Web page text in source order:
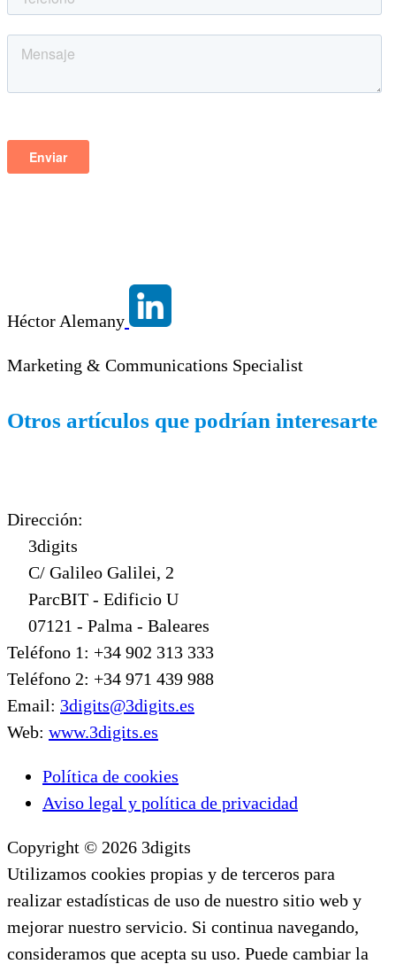
Héctor Alemany
Marketing & Communications Specialist
Otros artículos que podrían interesarte
Dirección:
3digits
C/ Galileo Galilei, 2
ParcBIT - Edificio U
07121 - Palma - Baleares
Teléfono 1: +34 902 313 333
Teléfono 2: +34 971 439 988
Email: 3digits@3digits.es
Web: www.3digits.es
Política de cookies
Aviso legal y política de privacidad
Copyright © 2026 3digits
Utilizamos cookies propias y de terceros para
realizar estadísticas de uso de nuestro sitio web y
mejorar nuestro servicio. Si continua navegando,
consideramos que acepta su uso. Puede cambiar la